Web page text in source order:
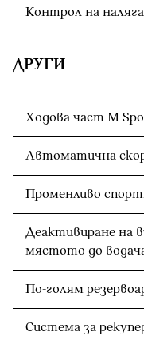
Контрол на
ДРУГИ
Ходова част M
Автоматична
Променливо
Деактивиране на
мястото до
По-голям
Система за